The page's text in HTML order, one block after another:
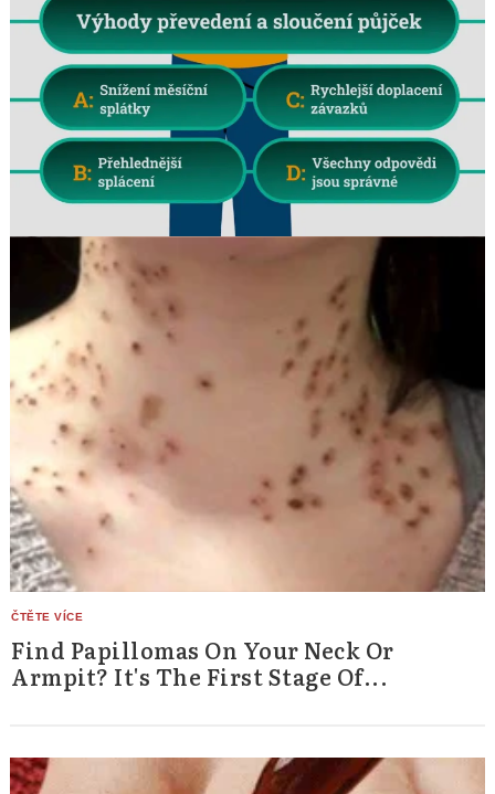
Find Papillomas On Your Neck Or
Armpit? It's The First Stage Of...